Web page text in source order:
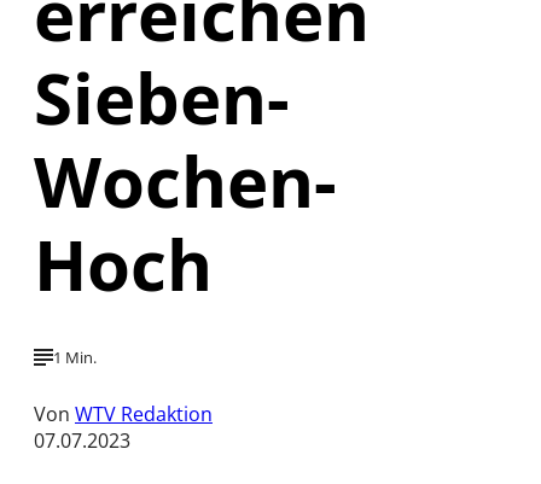
Sieben-
Wochen-
Hoch
1 Min.
Von WTV Redaktion
07.07.2023